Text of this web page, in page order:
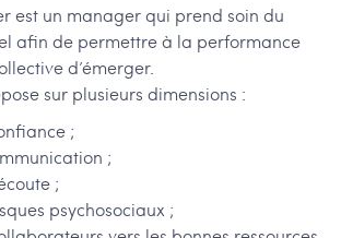
est un manager qui prend soin du
afin de permettre à la performance
d’émerger.
sur plusieurs dimensions :
;
;
;
psychosociaux ;